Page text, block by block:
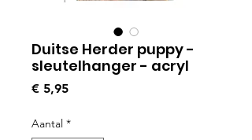
Duitse Herder puppy -
sleutelhanger - acryl
€ 5,95Prijs
Aantal *